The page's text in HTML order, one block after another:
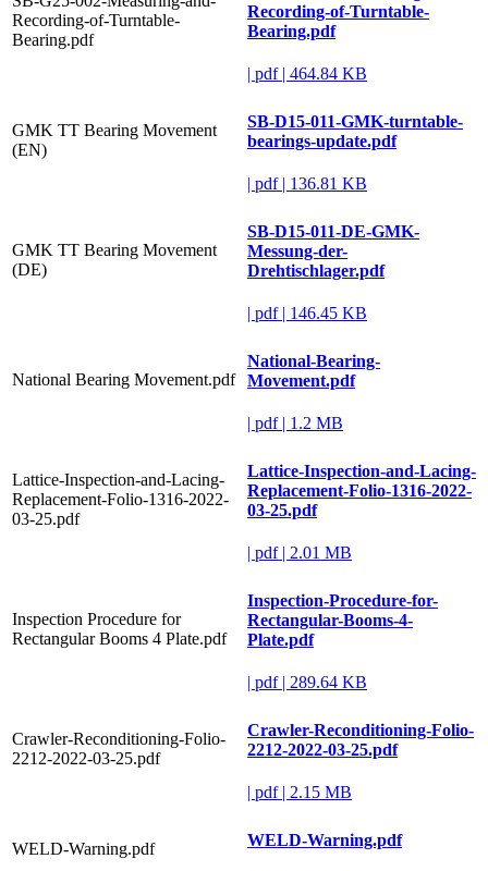
Recording-of-Turntable-
Bearing.pdf
Recording-of-Turntable-
Bearing.pdf
| pdf | 464.84 KB
GMK TT Bearing Movement
(EN)
SB-D15-011-GMK-turntable-
bearings-update.pdf
| pdf | 136.81 KB
GMK TT Bearing Movement
(DE)
SB-D15-011-DE-GMK-
Messung-der-
Drehtischlager.pdf
| pdf | 146.45 KB
National Bearing Movement.pdf
National-Bearing-
Movement.pdf
| pdf | 1.2 MB
Lattice-Inspection-and-Lacing-
Replacement-Folio-1316-2022-
03-25.pdf
Lattice-Inspection-and-Lacing-
Replacement-Folio-1316-2022-
03-25.pdf
| pdf | 2.01 MB
Inspection Procedure for
Rectangular Booms 4 Plate.pdf
Inspection-Procedure-for-
Rectangular-Booms-4-
Plate.pdf
| pdf | 289.64 KB
Crawler-Reconditioning-Folio-
2212-2022-03-25.pdf
Crawler-Reconditioning-Folio-
2212-2022-03-25.pdf
| pdf | 2.15 MB
WELD-Warning.pdf
WELD-Warning.pdf